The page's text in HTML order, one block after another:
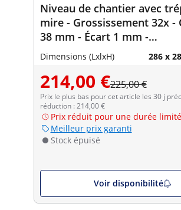
Niveau de chantier avec
mire - Grossissement 32x -
38 mm - Écart 1 mm -
Compensateur à
magnétique
Dimensions (LxlxH) 286 x
214,00 €225,00 €
Prix le plus bas pour cet article les 30 j
réduction : 214,00 €
Prix réduit pour une durée
Meilleur prix garanti
Stock épuisé
Voir disponibilité